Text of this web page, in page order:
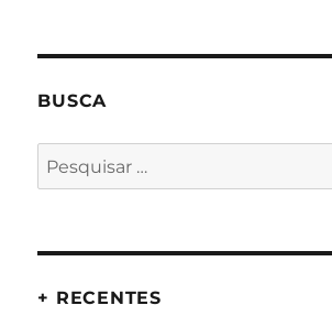
BUSCA
Pesquisar
por:
+ RECENTES